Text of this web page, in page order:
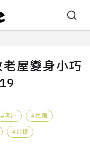
屋變身小巧
老屋 民宿
台鐵